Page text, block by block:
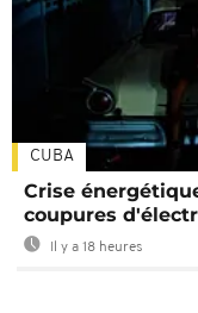
CUBA
Crise
coupures
Il y a 18 heures